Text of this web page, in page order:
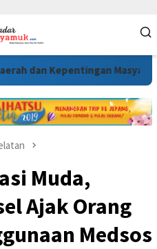
Kepentingan Masyarakat
Muda,
Ajak Orang
Medsos